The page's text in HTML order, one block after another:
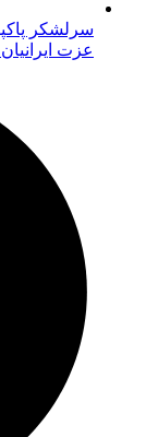
سرلشکر
عزت